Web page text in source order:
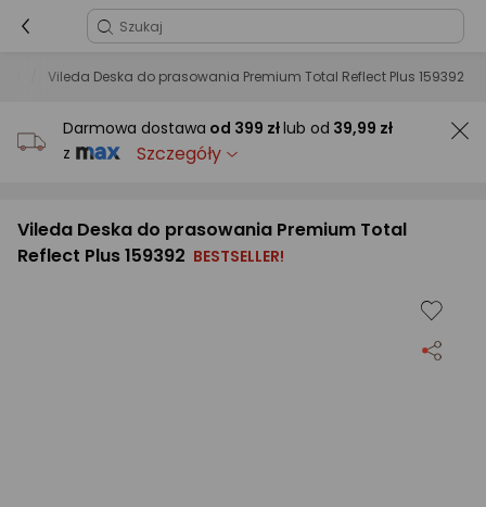
Vileda Deska do prasowania Premium Total Reflect Plus 159392
Darmowa dostawa od 399 złlub od 39,99 zł
z
Szczegóły
Vileda Deska do prasowania Premium Total
Reflect Plus 159392 BESTSELLER!